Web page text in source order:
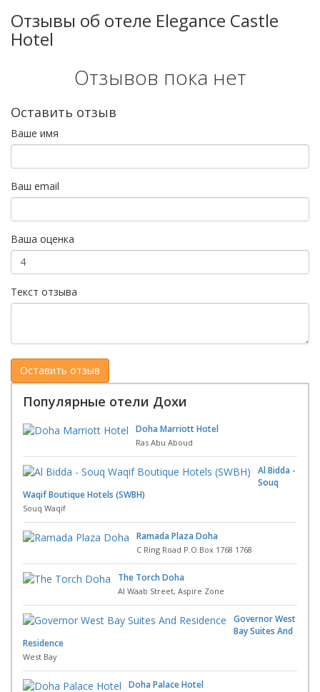
Отзывы об отеле Elegance Castle
Hotel
Отзывов пока нет
Оставить отзыв
Ваше имя
Ваш email
Ваша оценка
Текст отзыва
Популярные отели Дохи
Doha Marriott Hotel
Ras Abu Aboud
Al Bidda -
Souq
Waqif Boutique Hotels (SWBH)
Souq Waqif
Ramada Plaza Doha
C Ring Road P.O.Box 1768 1768
The Torch Doha
Al Waab Street, Aspire Zone
Governor West
Bay Suites And
Residence
West Bay
Doha Palace Hotel